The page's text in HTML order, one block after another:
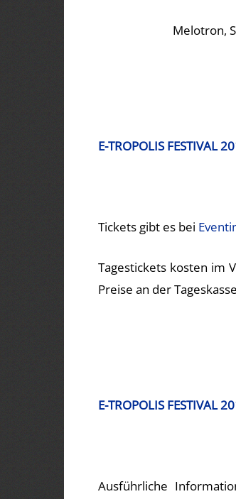
Melotron,
E-TROPOLIS FESTIVAL
Tickets gibt es bei
Tagestickets kosten im
Preise an der
E-TROPOLIS FESTIVAL
Ausführliche